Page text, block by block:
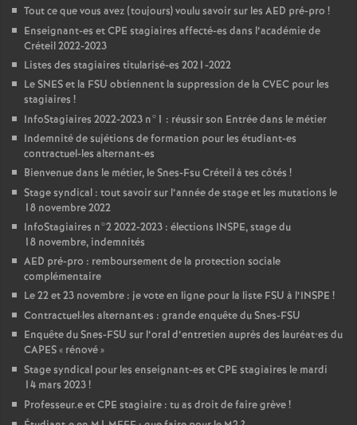
Tout ce que vous avez (toujours) voulu savoir sur les AED pré-pro !
Enseignant-es etCPE stagiaires affecté-es dans l’académie de
Créteil 2022-2023
Listes des stagiaires titularisé-es 2021-2022
LeSNESet la FSU obtiennent la suppression de la CVEC pour les
stagiaires !
InfoStagiaires 2022-2023 n°1 : réussir son Entrée dans le métier
Indemnité de sujétions de formation pour les étudiant-es
contractuel-les alternant-es
Bienvenue dans le métier, le Snes-Fsu Créteil à tes côtés !
Stage syndical : tout savoir sur l’année de stage et les mutations le
18 novembre 2022
InfoStagiaires n°2 2022-2023 : élections INSPE, stage du
18 novembre, indemnités
AED pré-pro : remboursement de la protection sociale
complémentaire
Le 22 et 23 novembre : je vote en ligne pour la liste FSU à l’INSPE !
Contractuel·les alternant·es : grande enquête du Snes-FSU
Enquête du Snes-FSU sur l’oral d’entretien auprès des lauréat•es du
CAPES« rénové»
Stage syndical pour les enseignant-es etCPE stagiaires le mardi
14 mars 2023!
Professeur.e etCPE stagiaire : tu as droit de faire grève!